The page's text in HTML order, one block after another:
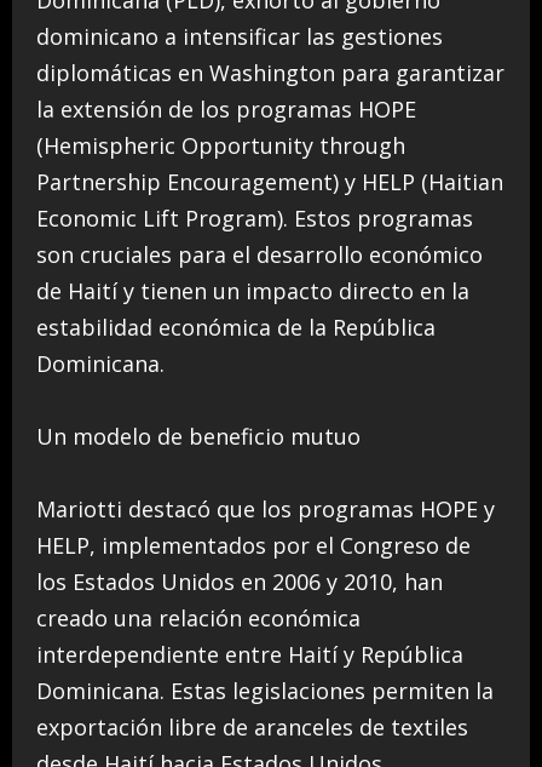
dominicano a intensificar las gestiones
diplomáticas en Washington para garantizar
la extensión de los programas HOPE
(Hemispheric Opportunity through
Partnership Encouragement) y HELP (Haitian
Economic Lift Program). Estos programas
son cruciales para el desarrollo económico
de Haití y tienen un impacto directo en la
estabilidad económica de la República
Dominicana.
Un modelo de beneficio mutuo
Mariotti destacó que los programas HOPE y
HELP, implementados por el Congreso de
los Estados Unidos en 2006 y 2010, han
creado una relación económica
interdependiente entre Haití y República
Dominicana. Estas legislaciones permiten la
exportación libre de aranceles de textiles